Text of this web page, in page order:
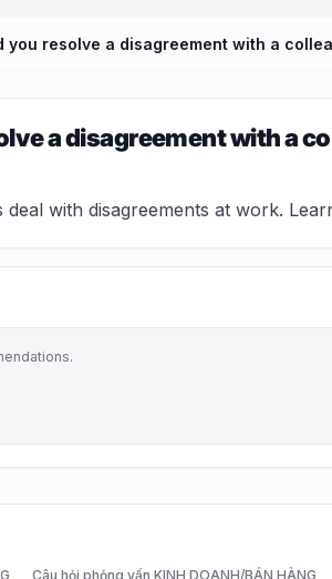
you resolve a disagreement with a
a disagreement with a
with disagreements at work.
Câu hỏi phỏng vấn KINH DOANH/BÁN HÀNG